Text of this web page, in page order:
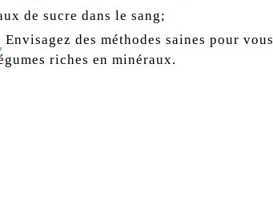
de sucre dans le sang;
Envisagez des méthodes saines pour vous
riches en minéraux.